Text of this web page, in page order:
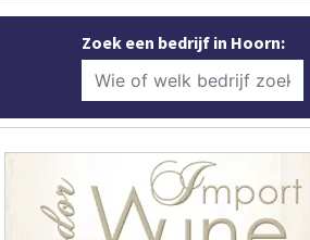
Zoek een bedrijf in Hoorn: